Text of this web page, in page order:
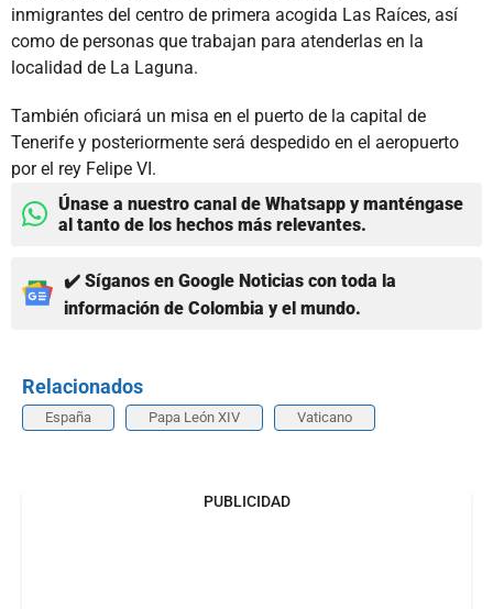
inmigrantes del centro de primera acogida Las Raíces, así
como de personas que trabajan para atenderlas en la
localidad de La Laguna.
También oficiará un misa en el puerto de la capital de
Tenerife y posteriormente será despedido en el aeropuerto
por el rey Felipe VI.
Únase a nuestro canal de Whatsapp y manténgase
al tanto de los hechos más relevantes.
✔️ Síganos en Google Noticias con toda la
información de Colombia y el mundo.
Relacionados
España Papa León XIV Vaticano
PUBLICIDAD